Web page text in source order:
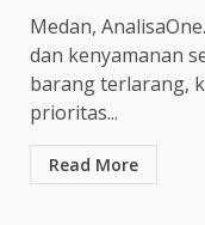
Medan,
dan kenyamanan
barang terlarang,
prioritas...
Read More